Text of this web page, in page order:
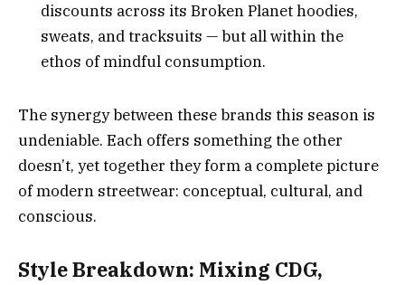
discounts across its Broken Planet hoodies,
sweats, and tracksuits — but all within the
ethos of mindful consumption.
The synergy between these brands this season is
undeniable. Each offers something the other
doesn’t, yet together they form a complete picture
of modern streetwear: conceptual, cultural, and
conscious.
Style Breakdown: Mixing CDG,